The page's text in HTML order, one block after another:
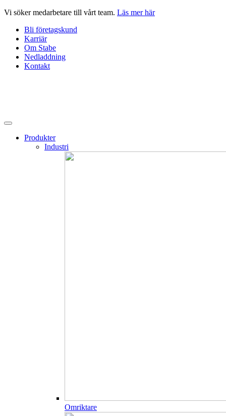
Hoppa
innehåll
Vi söker medarbetare till vårt team. Läs mer här
Bli företagskund
Karriär
Om Stabe
Nedladdning
Kontakt
Produkter
Industri
Omriktare